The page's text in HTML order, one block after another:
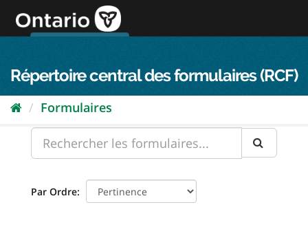
directement
au
Répertoire central des formulaires (RCF)
Formulaires
Par Ordre